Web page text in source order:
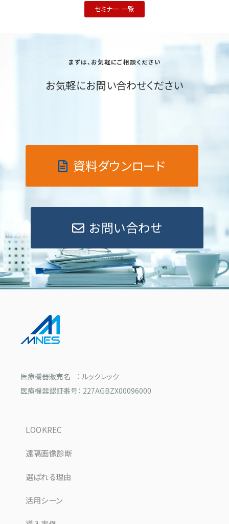
セミナー 一覧
まずは、お気軽にご相談ください
お気軽にお問い合わせください
資料ダウンロード
お問い合わせ
医療機器販売名 ： ルックレック
医療機器認証番号： 227AGBZX00096000
LOOKREC
遠隔画像診断
選ばれる理由
活用シーン